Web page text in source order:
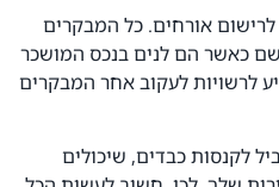
לרישום אורחים. כל המבקרים
כאשר הם לנים בנכס המושכר
לרשויות לעקוב אחר המבקרים
לקנסות כבדים, שיכולים